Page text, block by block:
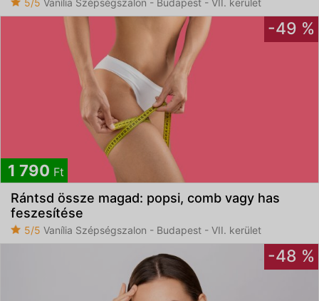
5/5 Vanília Szépségszalon - Budapest - VII. kerület
-49 %
1 790 Ft
Rántsd össze magad: popsi, comb vagy has
feszesítése
5/5 Vanília Szépségszalon - Budapest - VII. kerület
-48 %